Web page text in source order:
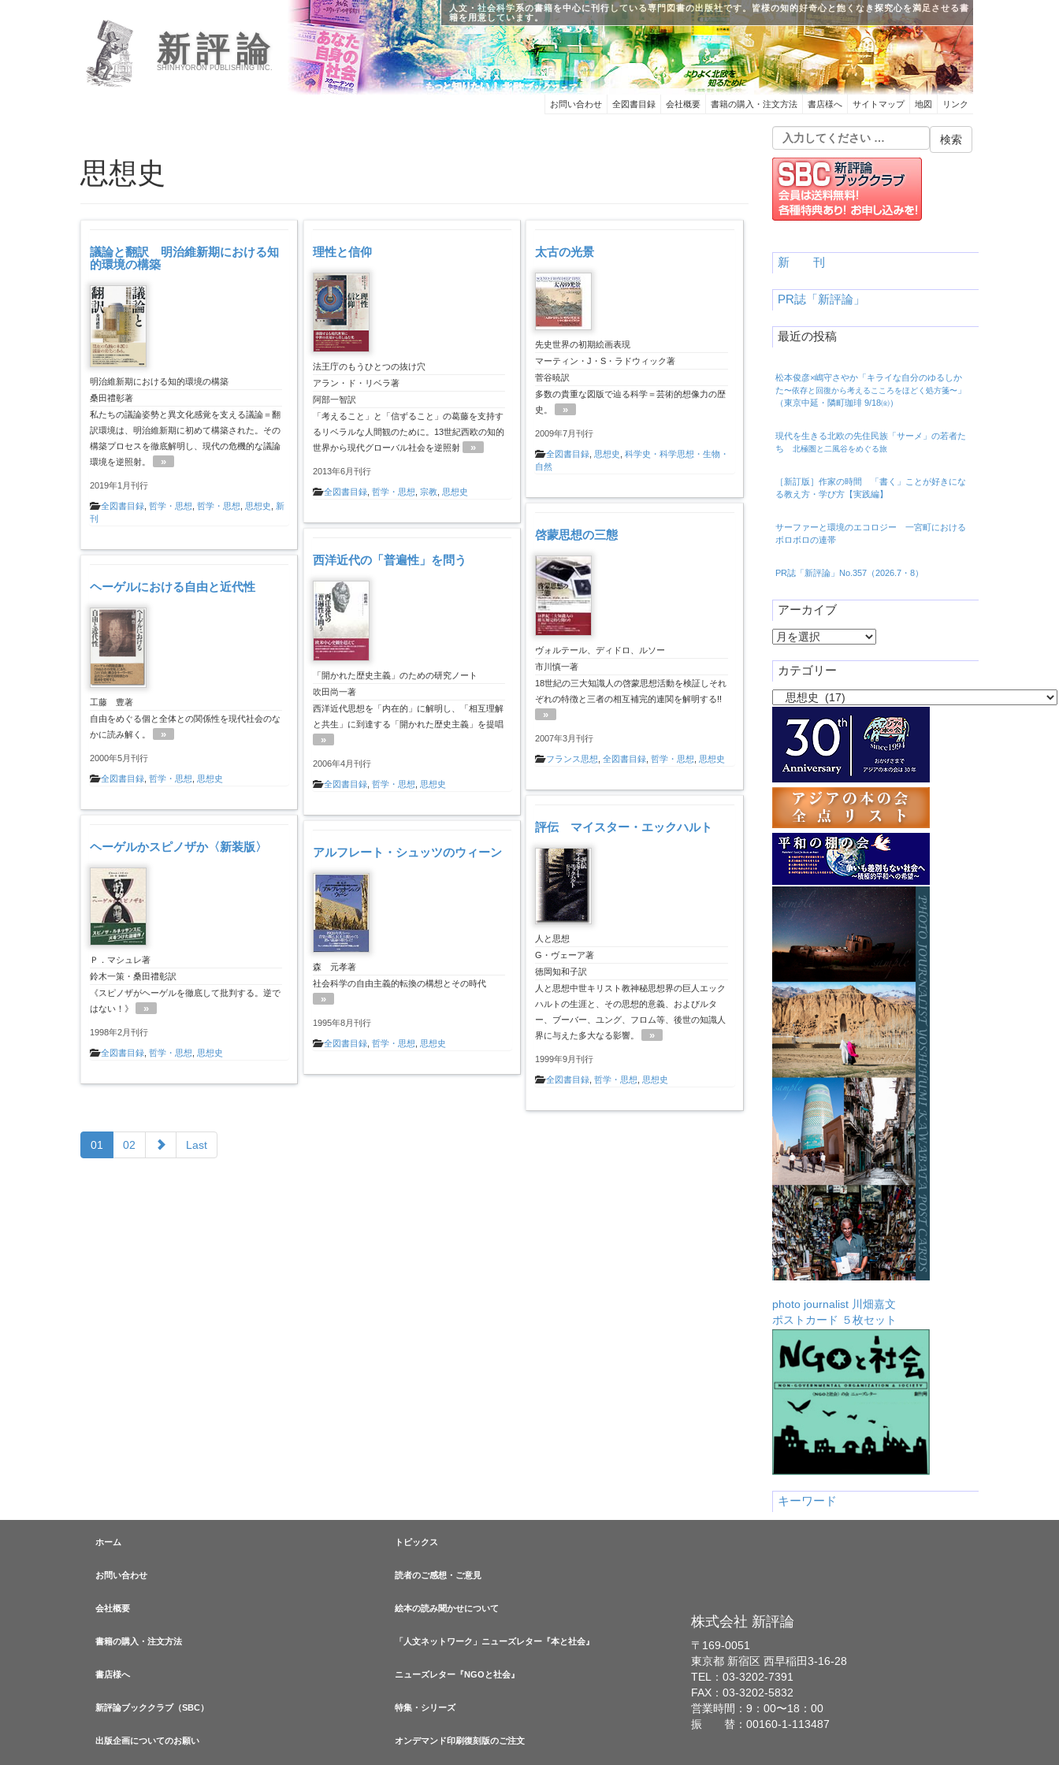
新評論
SHINHYORON PUBLISHING INC.
人文・社会科学系の書籍を中心に刊行している専門図書の出版社です。皆様の知的好奇心と飽くなき探究心を満足させる書
籍を用意しています。
お問い合わせ 全図書目録 会社概要 書籍の購入・注文方法 書店様へ サイトマップ 地図 リンク
思想史
議論と翻訳 明治維新期における知
的環境の構築
明治維新期における知的環境の構築
桑田禮彰著
私たちの議論姿勢と異文化感覚を支える議論＝翻
訳環境は、明治維新期に初めて構築された。その
構築プロセスを徹底解明し、現代の危機的な議論
環境を逆照射。
»
2019年1月刊行
全図書目録, 哲学・思想, 哲学・思想, 思想史, 新
刊
理性と信仰
法王庁のもうひとつの抜け穴
アラン・ド・リベラ著
阿部一智訳
「考えること」と「信ずること」の葛藤を支持す
るリベラルな人間観のために。13世紀西欧の知的
世界から現代グローバル社会を逆照射
»
2013年6月刊行
全図書目録, 哲学・思想 宗教, 思想史
太古の光景
先史世界の初期絵画表現
マーティン・J・S・ラドウィック著
菅谷暁訳
多数の貴重な図版で辿る科学＝芸術的想像力の歴
史。
»
2009年7月刊行
全図書目録 思想史 ,科学史・科学思想・生物・
自然
啓蒙思想の三態
ヴォルテール、ディドロ、ルソー
市川慎一著
18世紀の三大知識人の啓蒙思想活動を検証しそれ
ぞれの特徴と三者の相互補完的連関を解明する!!
»
2007年3月刊行
フランス思想 ,全図書目録 ,哲学・思想 思想史
西洋近代の「普遍性」を問う
「開かれた歴史主義」のための研究ノート
吹田尚一著
西洋近代思想を「内在的」に解明し、「相互理解
と共生」に到達する「開かれた歴史主義」を提唱
»
2006年4月刊行
全図書目録, 哲学・思想 思想史
ヘーゲルにおける自由と近代性
工藤 豊著
自由をめぐる個と全体との関係性を現代社会のな
かに読み解く。
»
2000年5月刊行
全図書目録 哲学・思想 思想史
評伝 マイスター・エックハルト
人と思想
G・ヴェーア著
徳岡知和子訳
人と思想中世キリスト教神秘思想界の巨人エック
ハルトの生涯と、その思想的意義、およびルタ
ー、ブーバー、ユング、フロム等、後世の知識人
界に与えた多大なる影響。
»
1999年9月刊行
全図書目録 ,哲学・思想 思想史
ヘーゲルかスピノザか〈新装版〉
Ｐ．マシュレ著
鈴木一策・桑田禮彰訳
《スピノザがヘーゲルを徹底して批判する。逆で
はない！》
»
1998年2月刊行
全図書目録 哲学・思想 思想史
アルフレート・シュッツのウィーン
森 元孝著
社会科学の自由主義的転換の構想とその時代
»
1995年8月刊行
全図書目録, 哲学・思想 思想史
01 02 Last
新 刊
PR誌「新評論」
最近の投稿
松本俊彦×嶋守さやか「キライな自分のゆるしか
た〜依存と回復から考えるこころをほどく処方箋〜」
（東京中延・隣町珈琲 9/18㈮）
現代を生きる北欧の先住民族「サーメ」の若者た
ち 北極圏と二風谷をめぐる旅
［新訂版］作家の時間 「書く」ことが好きにな
る教え方・学び方【実践編】
サーファーと環境のエコロジー 一宮町における
ボロボロの連帯
PR誌「新評論」No.357（2026.7・8）
アーカイブ
ア
カ
イ
カテゴリー
photo journalist 川畑嘉文
ポストカード ５枚セット
キーワード
ホーム
お問い合わせ
会社概要
書籍の購入・注文方法
書店様へ
新評論ブッククラブ（SBC）
出版企画についてのお願い
トピックス
読者のご感想・ご意見
絵本の読み聞かせについて
「人文ネットワーク」ニューズレター『本と社会』
ニューズレター『NGOと社会』
特集・シリーズ
オンデマンド印刷復刻版のご注文
株式会社 新評論
〒169-0051
東京都 新宿区 西早稲田3-16-28
TEL：03-3202-7391
FAX：03-3202-5832
営業時間：9：00〜18：00
振 替：00160-1-113487